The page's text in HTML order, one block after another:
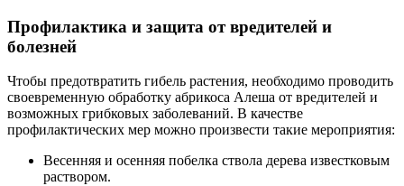
Профилактика и защита от вредителей и
болезней
Чтобы предотвратить гибель растения, необходимо проводить
своевременную обработку абрикоса Алеша от вредителей и
возможных грибковых заболеваний. В качестве
профилактических мер можно произвести такие мероприятия:
Весенняя и осенняя побелка ствола дерева известковым
раствором.